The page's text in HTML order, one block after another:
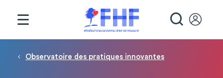
Fil d'Ariane
Observatoire des pratiques innovantes
Panneau de gestion des cookies